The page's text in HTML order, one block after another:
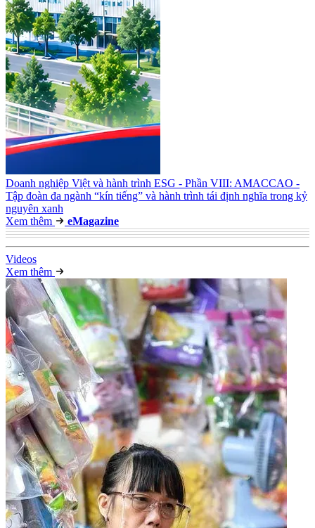
Doanh nghiệp Việt và hành trình ESG - Phần VIII: AMACCAO -
Tập đoàn đa ngành “kín tiếng” và hành trình tái định nghĩa trong kỷ
nguyên xanh
Xem thêm
eMagazine
Videos
Xem thêm